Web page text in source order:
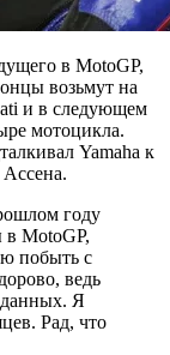
в MotoGP,
возьмут на
и в следующем
мотоцикла.
Yamaha к
году
в MotoGP,
побыть с
ведь
Я
Рад, что